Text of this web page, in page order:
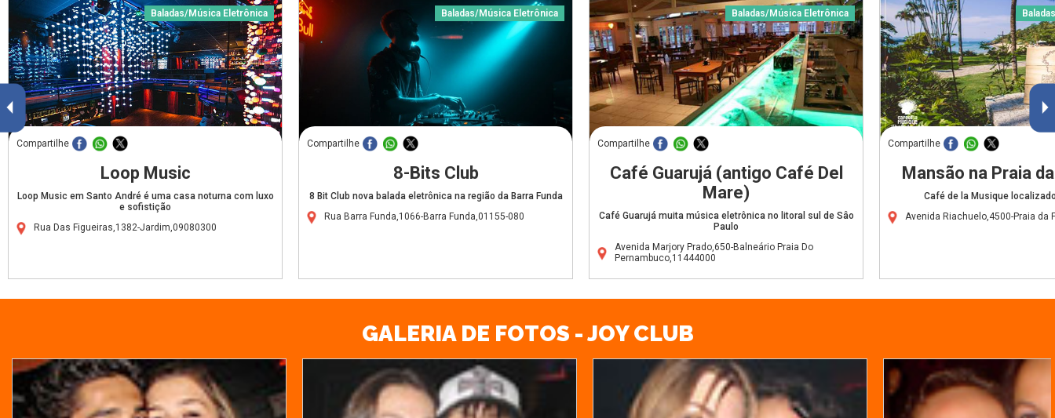
Baladas/Música Eletrônica
Compartilhe
Loop Music
Loop Music em Santo André é uma casa noturna com luxo
e sofistição
Rua Das Figueiras,1382-Jardim,09080300
Baladas/Música Eletrônica
Compartilhe
8-Bits Club
8 Bit Club nova balada eletrônica na região da Barra Funda
Rua Barra Funda,1066-Barra Funda,01155-080
Baladas/Música Eletrônica
Compartilhe
Café Guarujá (antigo Café Del
Mare)
Café Guarujá muita música eletrônica no litoral sul de Sâo
Paulo
Avenida Marjory Prado,650-Balneário Praia Do
Pernambuco,11444000
Compartilhe
Mansão na Praia
Café de la Musique
Avenida Riachuelo,4500-Praia da
GALERIA DE FOTOS - JOY CLUB